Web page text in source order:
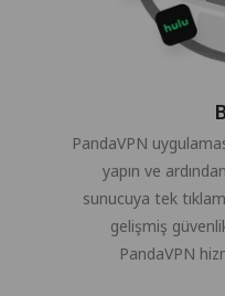
PandaVPN
yapın ve
sunucuya tek
gelişmiş
PandaVPN